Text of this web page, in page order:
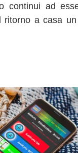
continui ad
a casa